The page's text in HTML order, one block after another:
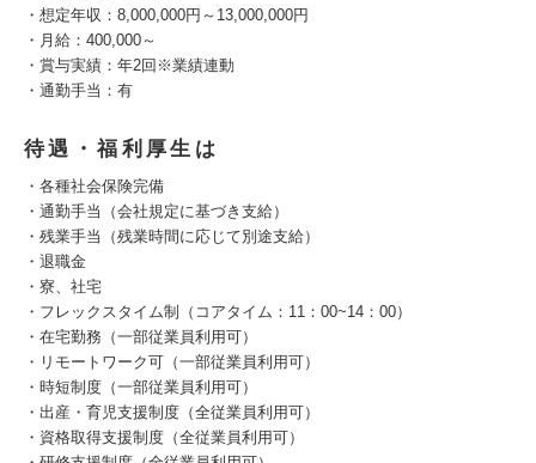
・想定年収：8,000,000円～13,000,000円
・月給：400,000～
・賞与実績：年2回※業績連動
・通勤手当：有
待遇・福利厚生は
・各種社会保険完備
・通勤手当（会社規定に基づき支給）
・残業手当（残業時間に応じて別途支給）
・退職金
・寮、社宅
・フレックスタイム制（コアタイム：11：00~14：00）
・在宅勤務（一部従業員利用可）
・リモートワーク可（一部従業員利用可）
・時短制度（一部従業員利用可）
・出産・育児支援制度（全従業員利用可）
・資格取得支援制度（全従業員利用可）